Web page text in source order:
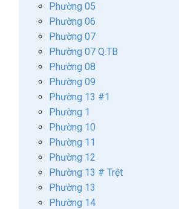
Phường 05
Phường 06
Phường 07
Phường 07 Q.TB
Phường 08
Phường 09
Phường 13 #1
Phường 1
Phường 10
Phường 11
Phường 12
Phường 13 # Trệt
Phường 13
Phường 14